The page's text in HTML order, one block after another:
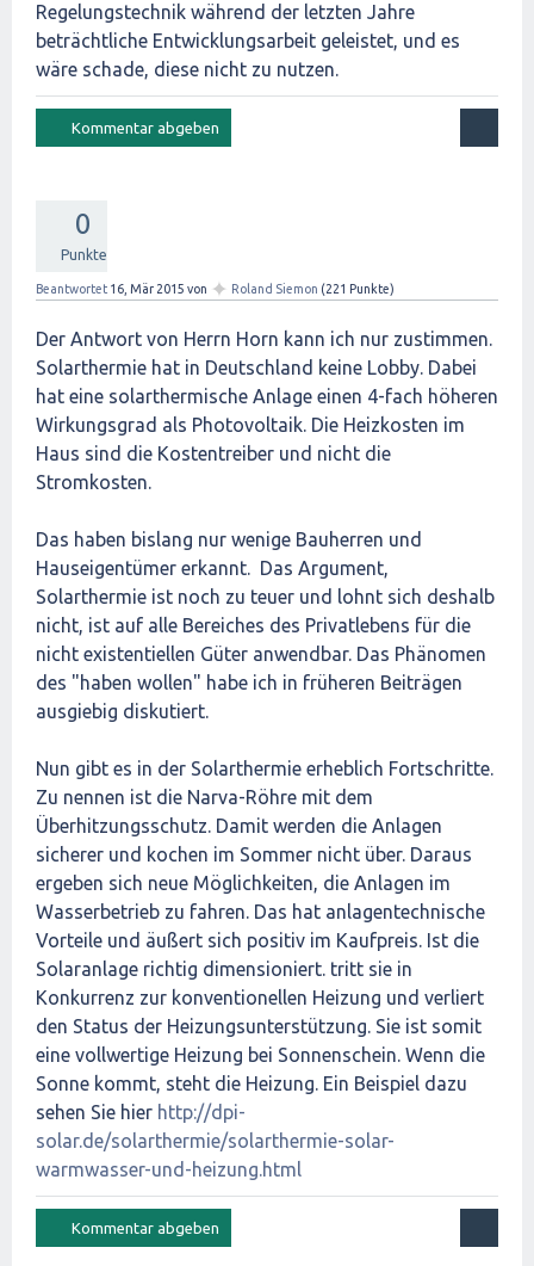
Regelungstechnik während der letzten Jahre
beträchtliche Entwicklungsarbeit geleistet, und es
wäre schade, diese nicht zu nutzen.
0
Punkte
Beantwortet 16, Mär 2015 von ✦ Roland Siemon (221 Punkte)
Der Antwort von Herrn Horn kann ich nur zustimmen.
Solarthermie hat in Deutschland keine Lobby. Dabei
hat eine solarthermische Anlage einen 4-fach höheren
Wirkungsgrad als Photovoltaik. Die Heizkosten im
Haus sind die Kostentreiber und nicht die
Stromkosten.
Das haben bislang nur wenige Bauherren und
Hauseigentümer erkannt. Das Argument,
Solarthermie ist noch zu teuer und lohnt sich deshalb
nicht, ist auf alle Bereiches des Privatlebens für die
nicht existentiellen Güter anwendbar. Das Phänomen
des "haben wollen" habe ich in früheren Beiträgen
ausgiebig diskutiert.
Nun gibt es in der Solarthermie erheblich Fortschritte.
Zu nennen ist die Narva-Röhre mit dem
Überhitzungsschutz. Damit werden die Anlagen
sicherer und kochen im Sommer nicht über. Daraus
ergeben sich neue Möglichkeiten, die Anlagen im
Wasserbetrieb zu fahren. Das hat anlagentechnische
Vorteile und äußert sich positiv im Kaufpreis. Ist die
Solaranlage richtig dimensioniert. tritt sie in
Konkurrenz zur konventionellen Heizung und verliert
den Status der Heizungsunterstützung. Sie ist somit
eine vollwertige Heizung bei Sonnenschein. Wenn die
Sonne kommt, steht die Heizung. Ein Beispiel dazu
sehen Sie hier http://dpi-
solar.de/solarthermie/solarthermie-solar-
warmwasser-und-heizung.html